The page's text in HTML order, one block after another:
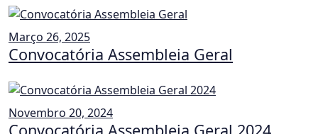
Março 26, 2025
Convocatória Assembleia Geral
Novembro 20, 2024